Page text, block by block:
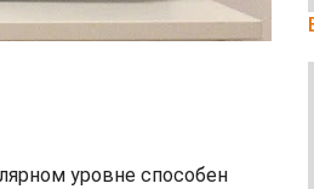
уровне способен